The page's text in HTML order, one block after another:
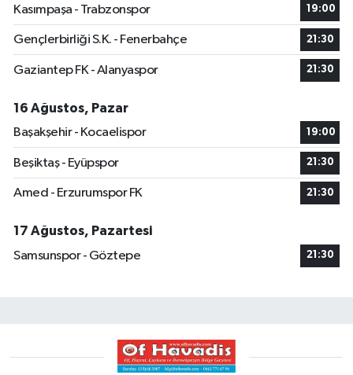
Kasımpaşa - Trabzonspor 19:00
Gençlerbirliği S.K. - Fenerbahçe 21:30
Gaziantep FK - Alanyaspor 21:30
16 Ağustos, Pazar
Başakşehir - Kocaelispor
19:00
Beşiktaş - Eyüpspor 21:30
Amed - Erzurumspor FK 21:30
17 Ağustos, Pazartesi
Samsunspor - Göztepe
21:30